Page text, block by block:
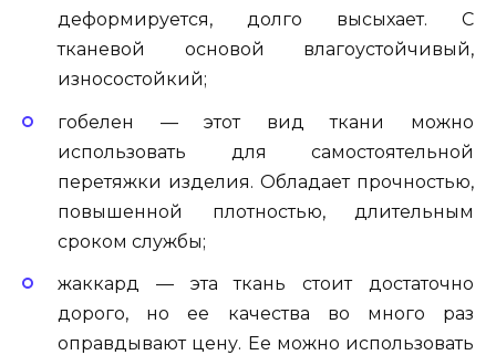
деформируется, долго высыхает. С
тканевой основой влагоустойчивый,
износостойкий;
гобелен — этот вид ткани можно
использовать для самостоятельной
перетяжки изделия. Обладает прочностью,
повышенной плотностью, длительным
сроком службы;
жаккард — эта ткань стоит достаточно
дорого, но ее качества во много раз
оправдывают цену. Ее можно использовать